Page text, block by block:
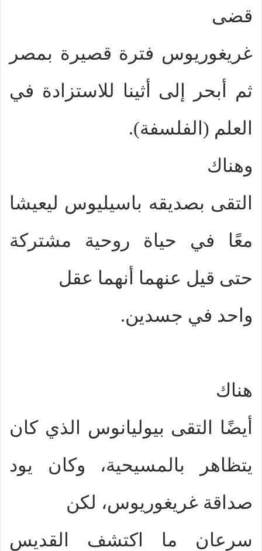
قضى
غريغوريوس فترة قصيرة بمصر
ثم أبحر إلى أثينا للاستزادة في
العلم (الفلسفة).
وهناك
التقى بصديقه باسيليوس ليعيشا
معًا في حياة روحية مشتركة
حتى قيل عنهما أنهما عقل
واحد في جسدين.
هناك
أيضًا التقى بيوليانوس الذي كان
يتظاهر بالمسيحية، وكان يود
صداقة غريغوريوس، لكن
سرعان ما اكتشف القديس